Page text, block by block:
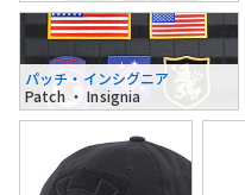
パッチ・インシグニア
Patch ・ Insignia